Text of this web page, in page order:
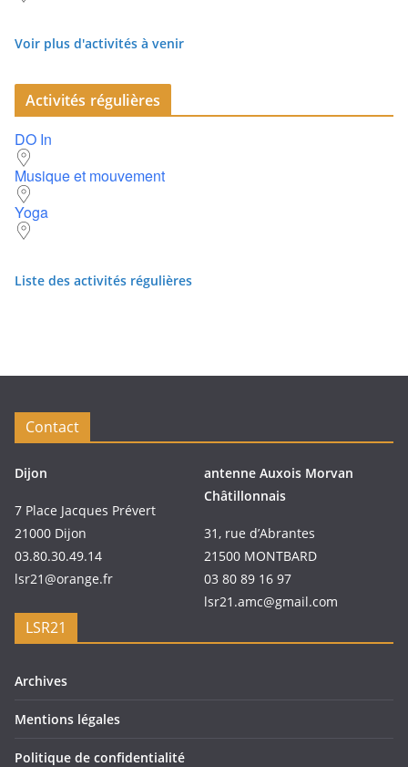
Voir plus d'activités à venir
Activités régulières
DO In
Musique et mouvement
Yoga
Liste des activités régulières
Contact
Dijon
7 Place Jacques Prévert
21000 Dijon
03.80.30.49.14
lsr21@orange.fr
antenne Auxois Morvan
Châtillonnais
31, rue d’Abrantes
21500 MONTBARD
03 80 89 16 97
lsr21.amc@gmail.com
LSR21
Archives
Mentions légales
Politique de confidentialité